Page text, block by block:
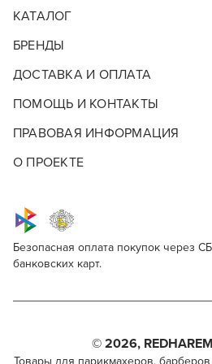
КАТАЛОГ
БРЕНДЫ
ДОСТАВКА И ОПЛАТА
ПОМОЩЬ И КОНТАКТЫ
ПРАВОВАЯ ИНФОРМАЦИЯ
О ПРОЕКТЕ
Безопасная оплата покупок через
банковских карт.
© 2026,
Товары для парикмахеров,
Keune Tinta Color
ВКОНТАКТЕ
парикмахерам, барберам,
специалистам бьюти-индустрии.